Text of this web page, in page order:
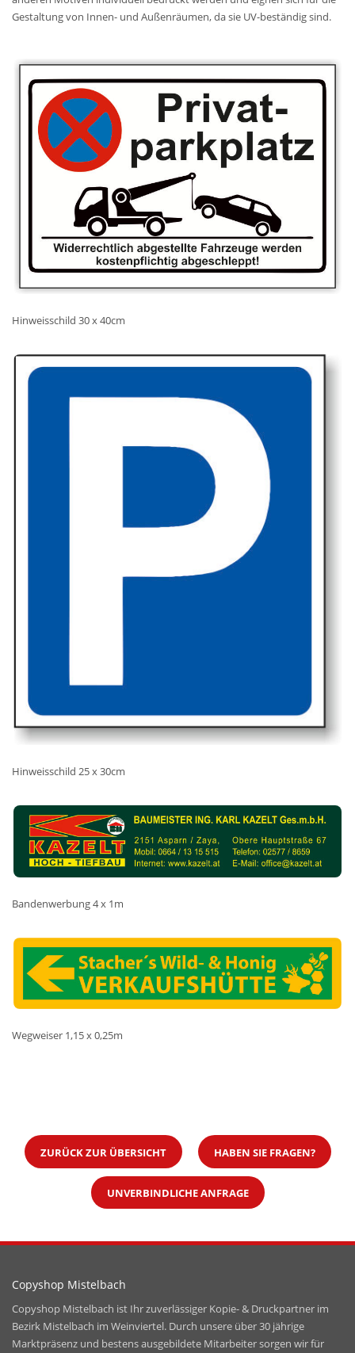
Gestaltung von Innen- und Außenräumen, da sie UV-beständig sind.
Hinweisschild 30 x 40cm
Hinweisschild 25 x 30cm
Bandenwerbung 4 x 1m
Wegweiser 1,15 x 0,25m
ZURÜCK ZUR ÜBERSICHT HABEN SIE FRAGEN?
UNVERBINDLICHE ANFRAGE
Copyshop Mistelbach
Copyshop Mistelbach ist Ihr zuverlässiger Kopie- & Druckpartner im
Bezirk Mistelbach im Weinviertel. Durch unsere über 30 jährige
Marktpräsenz und bestens ausgebildete Mitarbeiter sorgen wir für